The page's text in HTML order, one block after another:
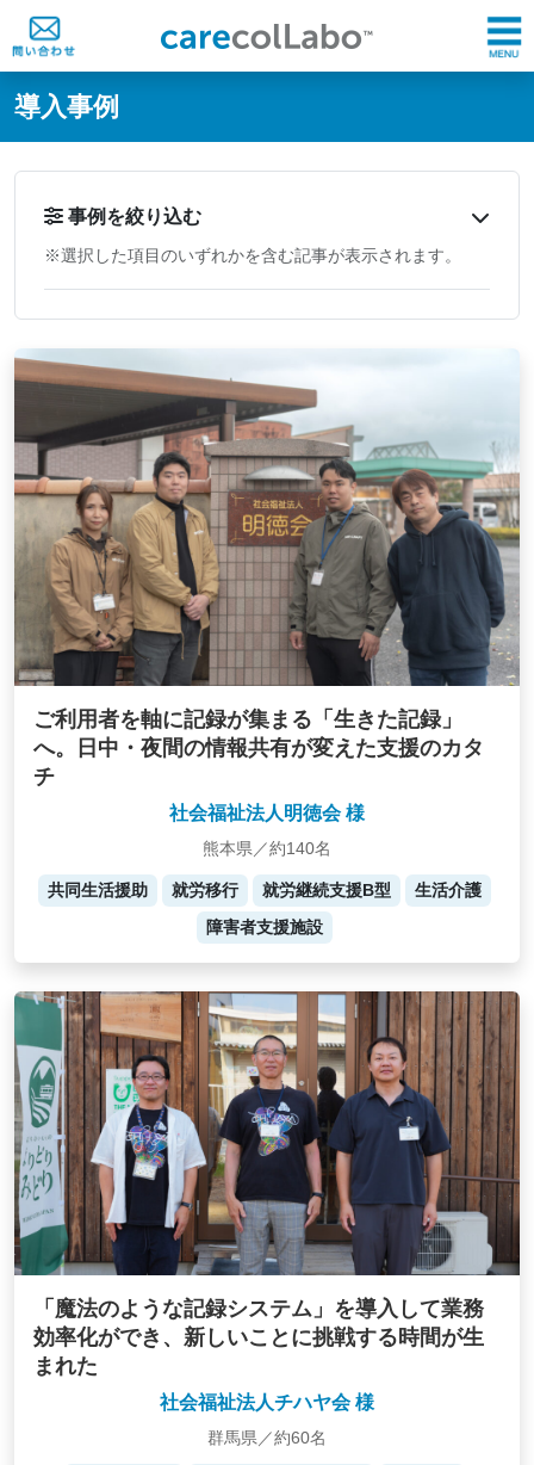
@ -0,0 +1,60 @@
導入事例
事例を絞り込む
※選択した項目のいずれかを含む記事が表示されます。
ご利用者を軸に記録が集まる「生きた記録」
へ。日中・夜間の情報共有が変えた支援のカタ
チ
社会福祉法人明徳会 様
熊本県／約140名
共同生活援助 就労移行 就労継続支援B型
生活介護
障害者支援施設
「魔法のような記録システム」を導入して業務
効率化ができ、新しいことに挑戦する時間が生
まれた
社会福祉法人チハヤ会 様
群馬県／約60名